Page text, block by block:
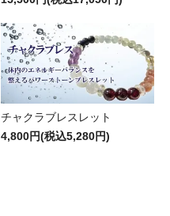
チャクラブレスレット
4,800円(税込5,280円)